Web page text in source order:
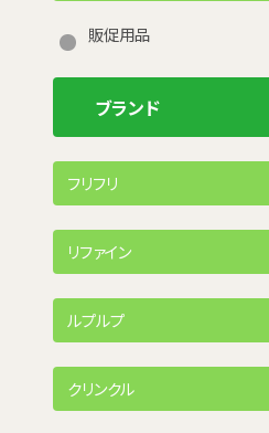
販促用品
ブランド
フリフリ
リファイン
ルプルプ
クリンクル